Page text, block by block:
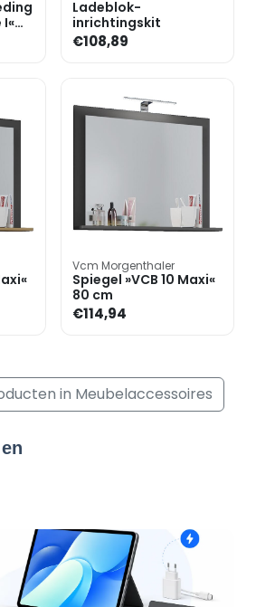
I«
Ladeblok-
inrichtingskit
€108,89
Vcm Morgenthaler
Spiegel »VCB 10 Maxi«
80 cm
€114,94
in Meubelaccessoires